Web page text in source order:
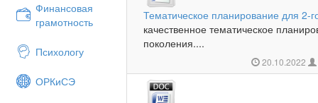
Финансовая
грамотность
Психологу
ОРКиСЭ
Тематическое планирование для 2-
качественное тематическое
поколения....
20.10.2022